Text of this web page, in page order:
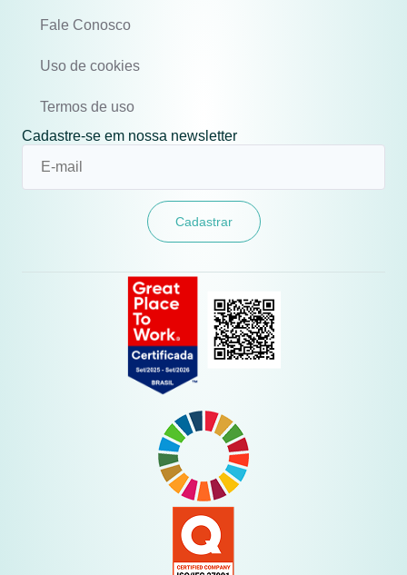
Fale Conosco
Uso de cookies
Termos de uso
Cadastre-se em nossa newsletter
Cadastrar